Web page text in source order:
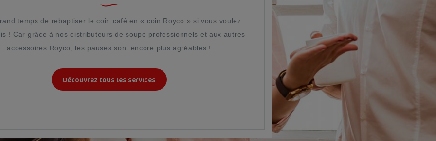
temps de rebaptiser le coin café en « coin Royco » si vous voulez
! Car grâce à nos distributeurs de soupe professionnels et aux autres
accessoires Royco, les pauses sont encore plus agréables !
Découvrez tous les services